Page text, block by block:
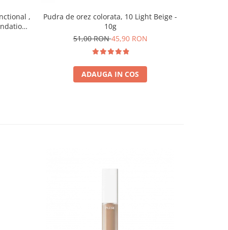
,
Pudra de orez colorata, 10 Light Beige -
10g
51,00 RON45,90 RON
ADAUGA IN COS